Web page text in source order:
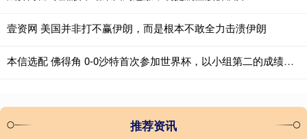
壹资网 美国并非打不赢伊朗，而是根本不敢全力击溃伊朗
本信选配 佛得角 0-0沙特首次参加世界杯，以小组第二的成绩闯入淘汰赛
推荐资讯